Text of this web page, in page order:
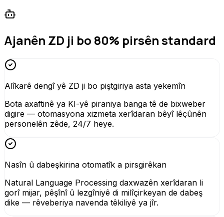
Ajanên ZD ji bo 80% pirsên standard
Alîkarê dengî yê ZD ji bo piştgiriya asta yekemîn
Bota axaftinê ya KI-yê piraniya banga tê de bixweber
digire — otomasyona xizmeta xerîdaran bêyî lêçûnên
personelên zêde, 24/7 heye.
Nasîn û dabeşkirina otomatîk a pirsgirêkan
Natural Language Processing daxwazên xerîdaran li
gorî mijar, pêşînî û lezgîniyê di milîçirkeyan de dabeş
dike — rêveberiya navenda têkiliyê ya jîr.